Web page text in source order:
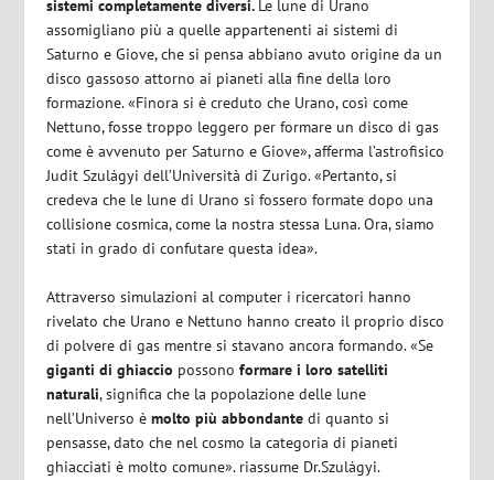
sistemi completamente diversi. Le lune di Urano
assomigliano più a quelle appartenenti ai sistemi di
Saturno e Giove, che si pensa abbiano avuto origine da un
disco gassoso attorno ai pianeti alla fine della loro
formazione. «Finora si è creduto che Urano, così come
Nettuno, fosse troppo leggero per formare un disco di gas
come è avvenuto per Saturno e Giove», afferma l’astrofisico
Judit Szulágyi dell’Università di Zurigo. «Pertanto, si
credeva che le lune di Urano si fossero formate dopo una
collisione cosmica, come la nostra stessa Luna. Ora, siamo
stati in grado di confutare questa idea».
Attraverso simulazioni al computer i ricercatori hanno
rivelato che Urano e Nettuno hanno creato il proprio disco
di polvere di gas mentre si stavano ancora formando. «Se
giganti di ghiaccio possonoformare i loro satelliti
naturali, significa che la popolazione delle lune
nell’Universo èmolto più abbondante di quanto si
pensasse, dato che nel cosmo la categoria di pianeti
ghiacciati è molto comune». riassume Dr.Szulágyi.